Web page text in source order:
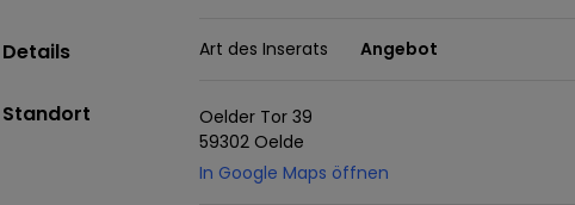
Details Art des Inserats Angebot
Standort
Oelder Tor 39
59302 Oelde
In Google Maps öffnen